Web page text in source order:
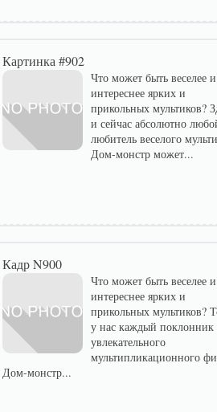
Картинка #902
Что может быть веселее и
интереснее ярких и
прикольных мультиков?
и сейчас абсолютно
любитель веселого
Дом-монстр может...
Кадр N900
Что может быть веселее и
интереснее ярких и
прикольных мультиков?
у нас каждый поклонник
увлекательного
мультипликационного
Дом-монстр...